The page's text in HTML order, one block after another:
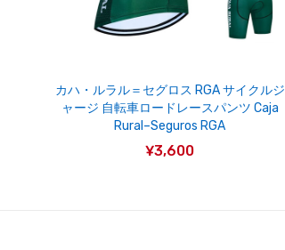
カハ・ルラル＝セグロス RGA サイクルジ
ャージ 自転車ロードレースパンツ Caja
Rural–Seguros RGA
¥3,600